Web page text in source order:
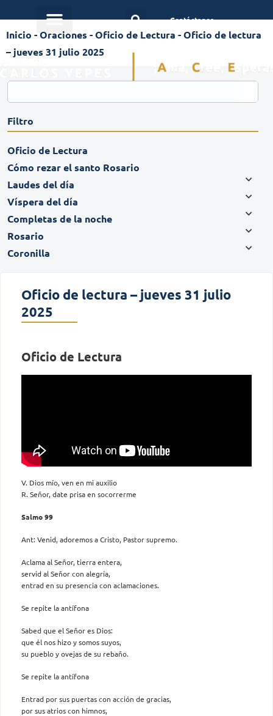
Contáctanos
Inicio -Oraciones -Oficio de Lectura -Oficio de lectura
– jueves 31 julio 2025
Filtro
Oficio de Lectura
Cómo rezar el santo Rosario
Laudes del día
Víspera del día
Completas de la noche
Rosario
Coronilla
Oficio de lectura – jueves 31 julio
2025
Oficio de Lectura
V. Dios mío, ven en mi auxilio
R. Señor, date prisa en socorrerme
Salmo 99
Ant: Venid, adoremos a Cristo, Pastor supremo.
Aclama al Señor, tierra entera,
servid al Señor con alegría,
entrad en su presencia con aclamaciones.
Se repite la antífona
Sabed que el Señor es Dios:
que él nos hizo y somos suyos,
su pueblo y ovejas de su rebaño.
Se repite la antífona
Entrad por sus puertas con acción de gracias,
por sus atrios con himnos,